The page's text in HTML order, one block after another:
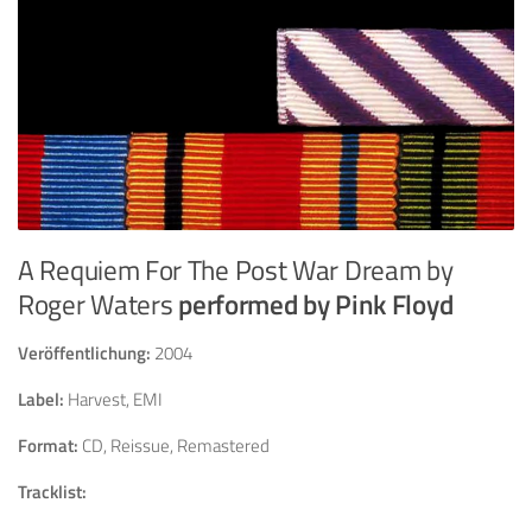
A Requiem For The Post War Dream by
Roger Watersperformed by Pink Floyd
Veröffentlichung: 2004
Label: Harvest, EMI
Format: CD, Reissue, Remastered
Tracklist: